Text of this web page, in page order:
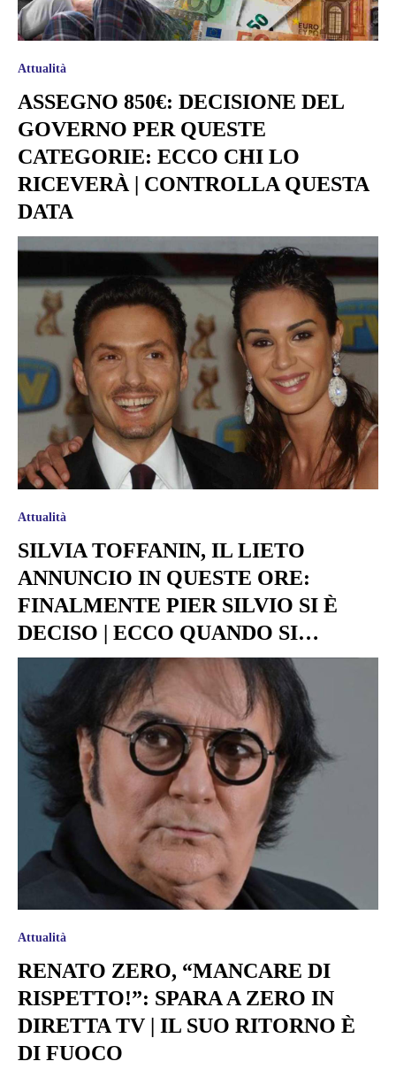
Attualità
ASSEGNO 850€: DECISIONE DEL
GOVERNO PER QUESTE
CATEGORIE: ECCO CHI LO
RICEVERÀ | CONTROLLA QUESTA
DATA
Attualità
SILVIA TOFFANIN, IL LIETO
ANNUNCIO IN QUESTE ORE:
FINALMENTE PIER SILVIO SI È
DECISO | ECCO QUANDO SI…
Attualità
RENATO ZERO, “MANCARE DI
RISPETTO!”: SPARA A ZERO IN
DIRETTA TV | IL SUO RITORNO È
DI FUOCO